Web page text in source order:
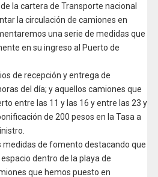
la cartera de Transporte nacional
la circulación de camiones en
una serie de medidas que
en su ingreso al Puerto de
de recepción y entrega de
del día; y aquellos camiones que
entre las 11 y las 16 y entre las 23 y
de 200 pesos en la Tasa a
medidas de fomento destacando que
dentro de la playa de
que hemos puesto en